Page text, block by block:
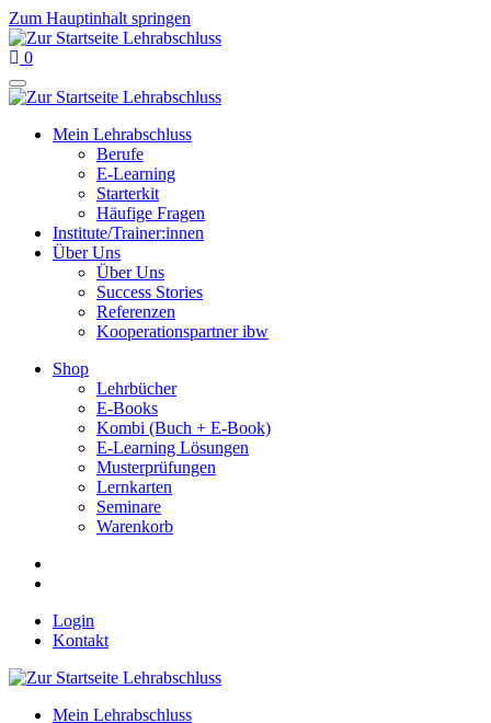
Zum Hauptinhalt springen
0
Mein Lehrabschluss
Berufe
E-Learning
Starterkit
Häufige Fragen
Institute/Trainer:innen
Über Uns
Über Uns
Success Stories
Referenzen
Kooperationspartner ibw
Shop
Lehrbücher
E-Books
Kombi (Buch + E-Book)
E-Learning Lösungen
Musterprüfungen
Lernkarten
Seminare
Warenkorb
Login
Kontakt
Mein Lehrabschluss